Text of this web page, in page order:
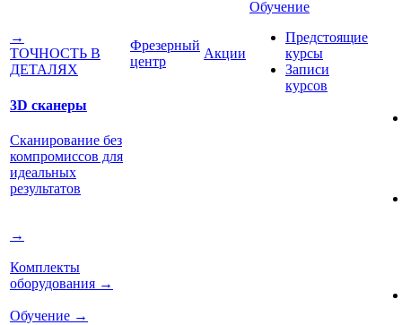
→
ТОЧНОСТЬ В
ДЕТАЛЯХ
3D сканеры
Сканирование без
компромиссов для
идеальных
результатов
→
Комплекты
оборудования →
Обучение →
Фрезерный
центр
Акции
Обучение
Предстоящие
курсы
Записи
курсов